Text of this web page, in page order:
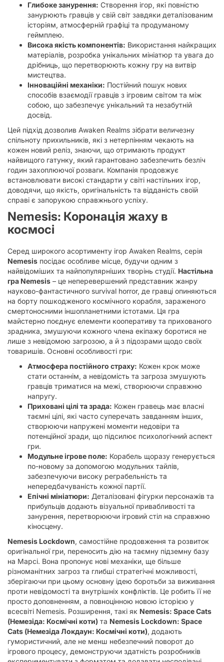
Глибоке занурення: Створення ігор, які повністю
занурюють гравців у свій світ завдяки деталізованим
історіям, атмосферній графіці та продуманому
геймплею.
Висока якість компонентів: Використання найкращих
матеріалів, розробка унікальних мініатюр та увага до
дрібниць, що перетворюють кожну гру на витвір
мистецтва.
Інноваційні механіки: Постійний пошук нових
способів взаємодії гравців з ігровим світом та між
собою, що забезпечує унікальний та незабутній
досвід.
Цей підхід дозволив Awaken Realms зібрати величезну
спільноту прихильників, які з нетерпінням чекають на
кожен новий реліз, знаючи, що отримають продукт
найвищого гатунку, який гарантовано забезпечить безліч
годин захоплюючої розваги. Компанія продовжує
встановлювати високі стандарти у світі настільних ігор,
доводячи, що якість, оригінальність та відданість своїй
справі є запорукою справжнього успіху.
Nemesis: Коронація жаху в
космосі
Серед широкого асортименту ігор Awaken Realms, серія
Nemesis посідає особливе місце, будучи одним з
найвідоміших та найпопулярніших творінь студії. Настільна
гра Nemesis – це неперевершений представник жанру
науково-фантастичного survival horror, де гравці опиняються
на борту пошкодженого космічного корабля, зараженого
смертоносними іншопланетними істотами. Ця гра
майстерно поєднує елементи кооперативу та прихованого
зрадника, змушуючи кожного члена екіпажу боротися не
лише з невідомою загрозою, а й з підозрами щодо своїх
товаришів. Основні особливості гри:
Атмосфера постійного страху: Кожен крок може
стати останнім, а невідомість та загроза змушують
гравців триматися на межі, створюючи справжню
напругу.
Приховані цілі та зрада: Кожен гравець має власні
таємні цілі, які часто суперечать завданням інших,
створюючи напружені моменти недовіри та
потенційної зради, що підсилює психологічний аспект
гри.
Модульне ігрове поле: Корабель щоразу генерується
по-новому за допомогою модульних тайлів,
забезпечуючи високу реграбельність та
непередбачуваність кожної партії.
Епічні мініатюри: Деталізовані фігурки персонажів та
прибульців додають візуальної привабливості та
занурення, перетворюючи ігровий стіл на справжню
кіносцену.
Nemesis Lockdown, самостійне продовження та розвиток
оригінальної гри, переносить дію на таємну підземну базу
на Марсі. Вона пропонує нові механіки, ще більше
різноманітних загроз та глибші стратегічні можливості,
зберігаючи при цьому основну ідею боротьби за виживання
проти невідомості та внутрішніх конфліктів. Це робить її не
просто доповненням, а повноцінною новою історією у
всесвіті Nemesis. Розширення, такі як Nemesis: Space Cats
(Немезіда: Космічні коти) та Nemesis Lockdown: Space
Cats (Немезіда Локдаун: Космічні коти), додають
гумористичний, але не менш небезпечний поворот до
ігрового процесу, демонструючи здатність розробників